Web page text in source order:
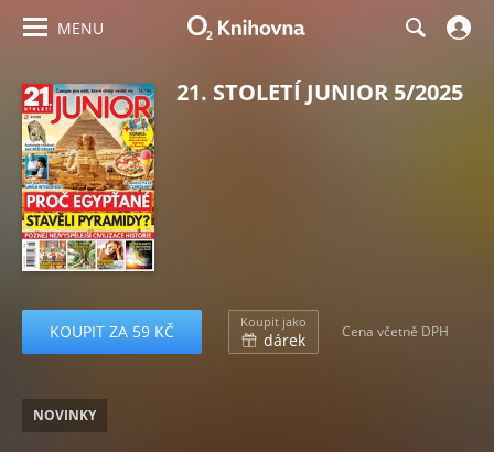
MENU
21. STOLETÍ JUNIOR 5/2025
KOUPIT ZA 59 KČ Koupit jako
dárek Cena včetně DPH
NOVINKY